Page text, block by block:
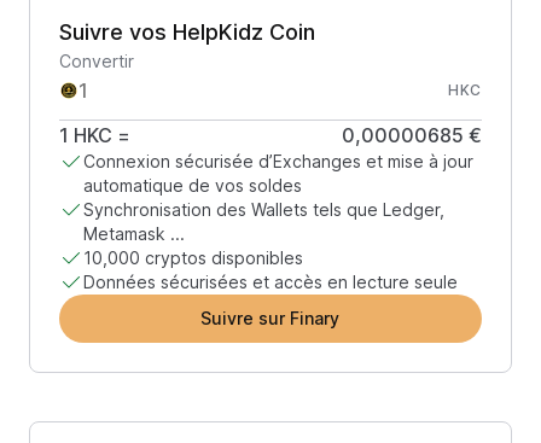
Suivre vos HelpKidz Coin
Convertir
HKC
1 HKC = 0,00000685 €
Connexion sécurisée d’Exchanges et mise à jour
automatique de vos soldes
Synchronisation des Wallets tels que Ledger,
Metamask ...
10,000 cryptos disponibles
Données sécurisées et accès en lecture seule
Suivre sur Finary